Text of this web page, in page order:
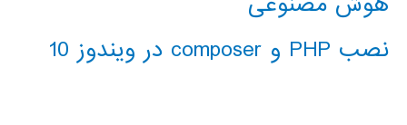
نصب PHP و composer در ویندوز 10